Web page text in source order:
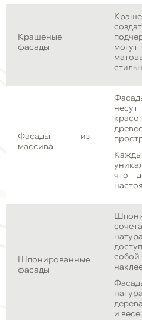
Крашеные
фасады
Фасады из
массива
что
Шпонированные
фасады
и весе.